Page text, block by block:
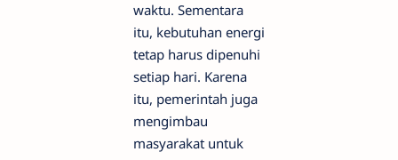
waktu. Sementara
itu, kebutuhan energi
tetap harus dipenuhi
setiap hari. Karena
itu, pemerintah juga
mengimbau
masyarakat untuk